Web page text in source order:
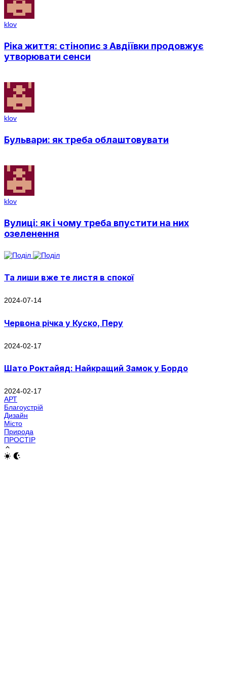
klov
Ріка життя: стінопис з Авдіївки продовжує
утворювати сенси
klov
Бульвари: як треба облаштовувати
klov
Вулиці: як і чому треба впустити на них
озеленення
Та лиши вже те листя в спокої
2024-07-14
Червона річка у Куско, Перу
2024-02-17
Шато Роктайяд: Найкращий Замок у Бордо
2024-02-17
АРТ
Благоустрій
Дизайн
Місто
Природа
ПРОСТІР